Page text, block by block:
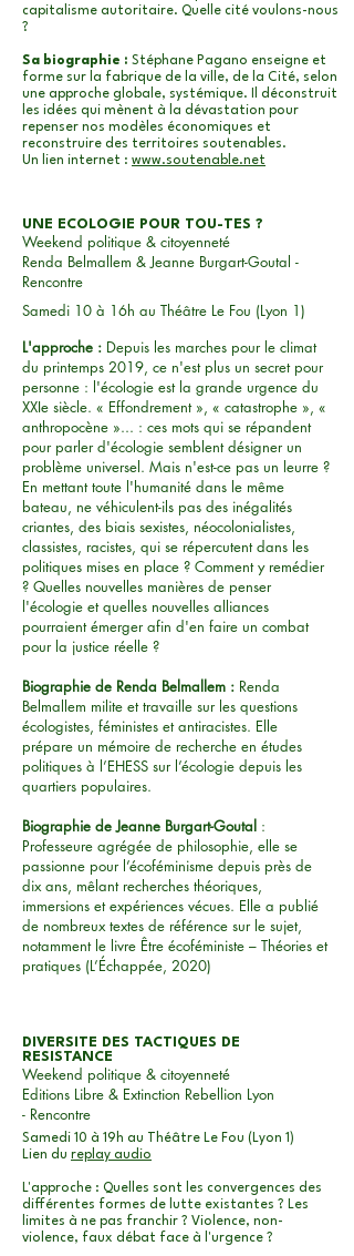
capitalisme autoritaire. Quelle cité voulons-nous
?
Sa biographie : Stéphane Pagano enseigne et
forme sur la fabrique de la ville, de la Cité, selon
une approche globale, systémique. Il déconstruit
les idées qui mènent à la dévastation pour
repenser nos modèles économiques et
reconstruire des territoires soutenables.
Un lien internet : www.soutenable.net
UNE ECOLOGIE POUR TOU-TES ?
Weekend politique & citoyenneté
Renda Belmallem & Jeanne Burgart-Goutal -
Rencontre
Samedi 10 à 16h au Théâtre Le Fou (Lyon 1)
L'approche : Depuis les marches pour le climat
du printemps 2019, ce n'est plus un secret pour
personne : l'écologie est la grande urgence du
XXIe siècle. « Effondrement », « catastrophe », «
anthropocène »... : ces mots qui se répandent
pour parler d'écologie semblent désigner un
problème universel. Mais n'est-ce pas un leurre ?
En mettant toute l'humanité dans le même
bateau, ne véhiculent-ils pas des inégalités
criantes, des biais sexistes, néocolonialistes,
classistes, racistes, qui se répercutent dans les
politiques mises en place ? Comment y remédier
? Quelles nouvelles manières de penser
l'écologie et quelles nouvelles alliances
pourraient émerger afin d'en faire un combat
pour la justice réelle ?
Biographie de Renda Belmallem : Renda
Belmallem milite et travaille sur les questions
écologistes, féministes et antiracistes. Elle
prépare un mémoire de recherche en études
politiques à l’EHESS sur l’écologie depuis les
quartiers populaires.
Biographie de Jeanne Burgart-Goutal :
Professeure agrégée de philosophie, elle se
passionne pour l’écoféminisme depuis près de
dix ans, mêlant recherches théoriques,
immersions et expériences vécues. Elle a publié
de nombreux textes de référence sur le sujet,
notamment le livre Être écoféministe – Théories et
pratiques (L’Échappée, 2020)
DIVERSITE DES TACTIQUES DE
RESISTANCE
Weekend politique & citoyenneté
Editions Libre & Extinction Rebellion Lyon
- Rencontre
Samedi 10 à 19h au Théâtre Le Fou (Lyon 1)
Lien du replay audio
L'approche : Quelles sont les convergences des
différentes formes de lutte existantes ? Les
limites à ne pas franchir ? Violence, non-
violence, faux débat face à l'urgence ?